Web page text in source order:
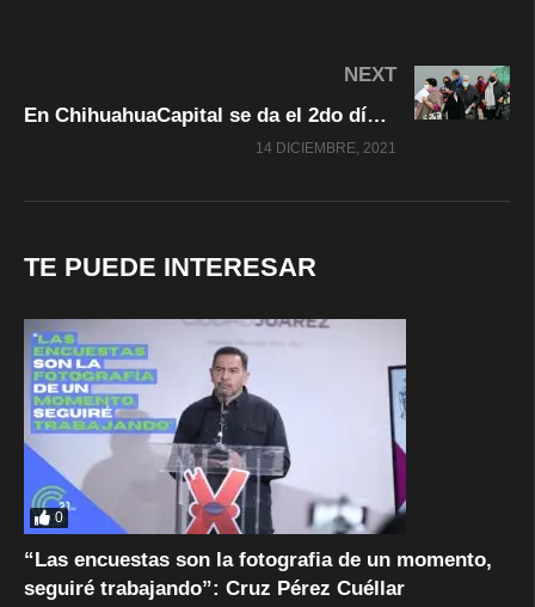
NEXT
En ChihuahuaCapital se da el 2do día de Vacunación de refuerzo así las cosas entérese
14 DICIEMBRE, 2021
TE PUEDE INTERESAR
0
“Las encuestas son la fotografia de un momento,
seguiré trabajando”: Cruz Pérez Cuéllar